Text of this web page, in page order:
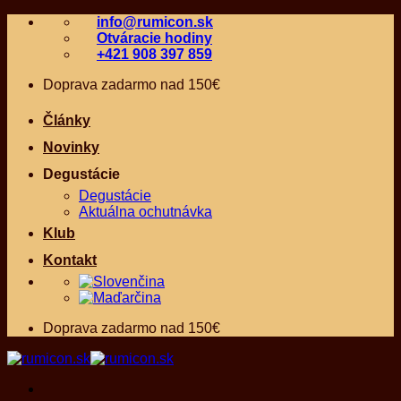
Skip
info@rumicon.sk
Otváracie hodiny
+421 908 397 859
Doprava zadarmo nad 150€
Články
Novinky
Degustácie
Degustácie
Aktuálna ochutnávka
Klub
Kontakt
Doprava zadarmo nad 150€